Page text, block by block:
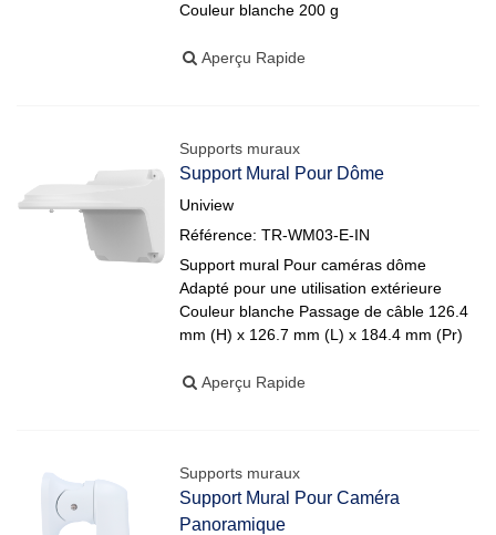
Couleur blanche 200 g
Aperçu Rapide
Supports muraux
Support Mural Pour Dôme
Uniview
Référence: TR-WM03-E-IN
Support mural Pour caméras dôme
Adapté pour une utilisation extérieure
Couleur blanche Passage de câble 126.4
mm (H) x 126.7 mm (L) x 184.4 mm (Pr)
Aperçu Rapide
Supports muraux
Support Mural Pour Caméra
Panoramique